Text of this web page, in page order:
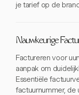
je tarief op de
Nauwkeurige
Factureren voor
aanpak om
Essentiële
factuurnummer, de